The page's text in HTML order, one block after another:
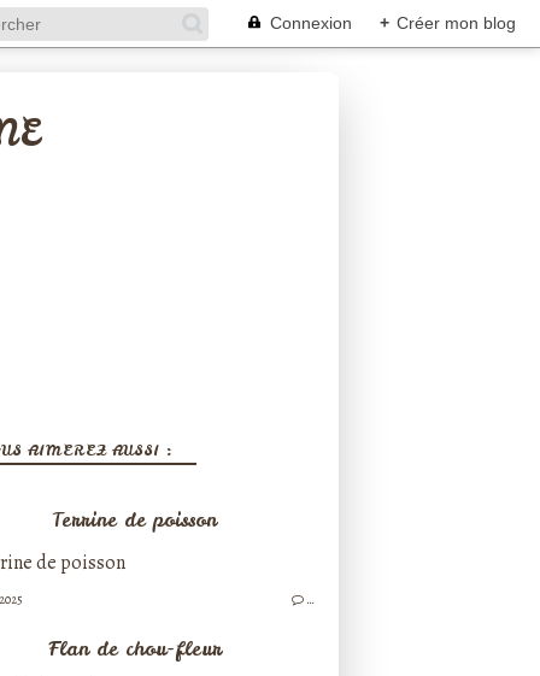
Connexion + Créer mon blog
AIMEREZ AUSSI :
Terrine de poisson
…
Flan de chou-fleur